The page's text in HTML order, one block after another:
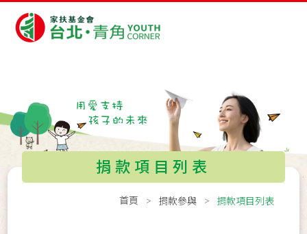
捐款項目列表
首頁 捐款參與 捐款項目列表